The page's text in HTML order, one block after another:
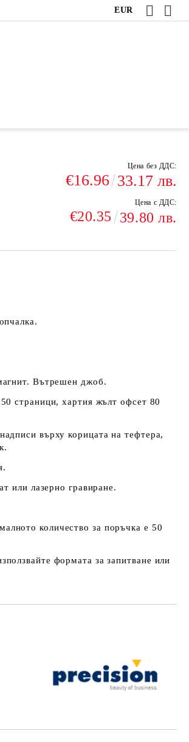
EUR
Цена без ДДС:
€16.96 33.17 лв.
Цена с ДДС:
€20.35 39.80 лв.
Вътрешен джоб.
страници, хартия жълт офсет 80
върху корицата на тефтера,
или лазерно гравиране.
количество за поръчка е 50
формата за запитване или